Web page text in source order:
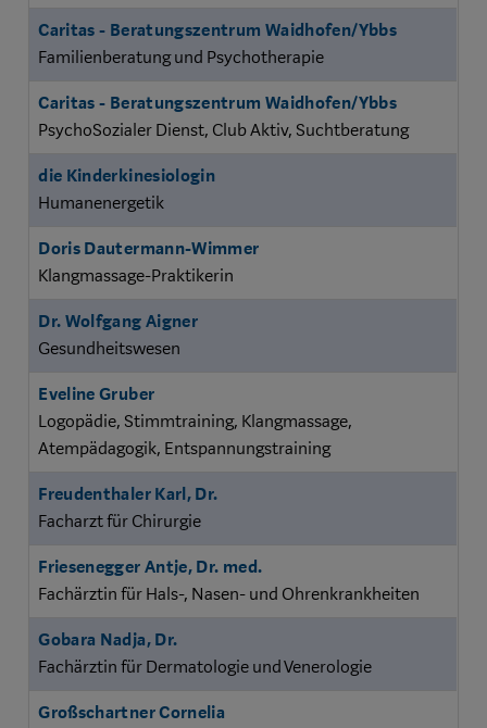
Caritas - Beratungszentrum Waidhofen/Ybbs
Familienberatung und Psychotherapie
Caritas - Beratungszentrum Waidhofen/Ybbs
PsychoSozialer Dienst, Club Aktiv, Suchtberatung
die Kinderkinesiologin
Humanenergetik
Doris Dautermann-Wimmer
Klangmassage-Praktikerin
Dr. Wolfgang Aigner
Gesundheitswesen
Eveline Gruber
Logopädie, Stimmtraining, Klangmassage,
Atempädagogik, Entspannungstraining
Freudenthaler Karl, Dr.
Facharzt für Chirurgie
Friesenegger Antje, Dr. med.
Fachärztin für Hals-, Nasen- und Ohrenkrankheiten
Gobara Nadja, Dr.
Fachärztin für Dermatologie und Venerologie
Großschartner Cornelia